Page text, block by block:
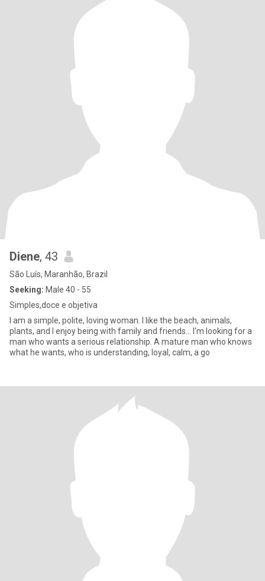
Diene, 43
São Luís, Maranhão, Brazil
Seeking: Male 40 - 55
Simples,doce e objetiva
I am a simple, polite, loving woman. I like the beach, animals,
plants, and I enjoy being with family and friends... I'm looking for a
man who wants a serious relationship. A mature man who knows
what he wants, who is understanding, loyal, calm, a go